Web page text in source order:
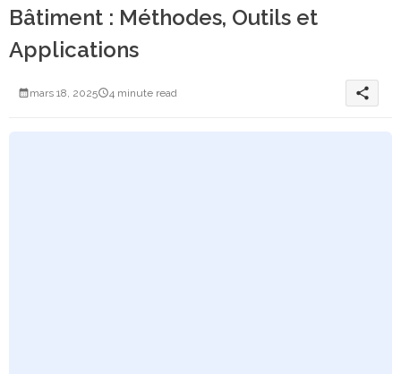
Bâtiment : Méthodes, Outils et
Applications
mars 18, 2025 4 minute read share